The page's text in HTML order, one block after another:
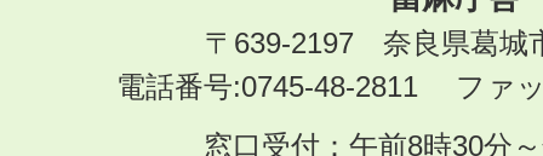
〒639-2197 奈良県葛城
電話番号:0745-48-2811 ファ
窓口受付：午前8時30分